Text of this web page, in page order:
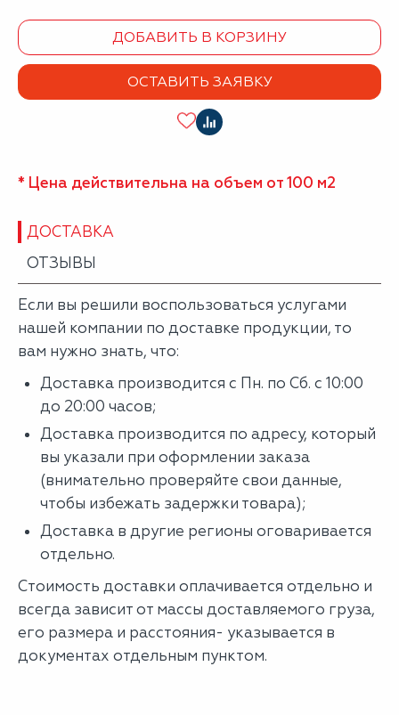
ДОБАВИТЬ В КОРЗИНУ
ОСТАВИТЬ ЗАЯВКУ
* Цена действительна на объем от 100 м2
ДОСТАВКА
ОТЗЫВЫ
Если вы решили воспользоваться услугами
нашей компании по доставке продукции, то
вам нужно знать, что:
Доставка производится с Пн. по Сб. с 10:00
до 20:00 часов;
Доставка производится по адресу, который
вы указали при оформлении заказа
(внимательно проверяйте свои данные,
чтобы избежать задержки товара);
Доставка в другие регионы оговаривается
отдельно.
Стоимость доставки оплачивается отдельно и
всегда зависит от массы доставляемого груза,
его размера и расстояния- указывается в
документах отдельным пунктом.